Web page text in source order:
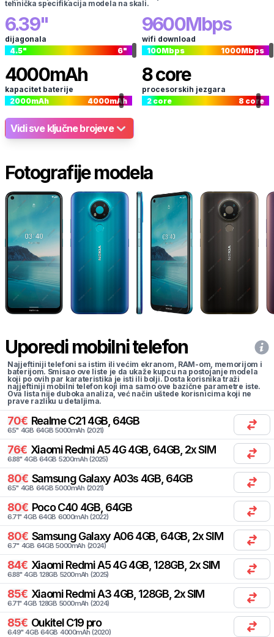
tehnička specifikacija modela na skali.
6.39"
dijagonala
4.5" 6"
9600Mbps
wifi download
100Mbps 1000Mbps
4000mAh
kapacitet baterije
2000mAh 4000mAh
8core
procesorskih jezgara
2 core 8 core
Vidi sve ključne brojeve
Fotografije modela
Uporedi mobilni telefon
Najjeftiniji telefoni sa istim ili većim ekranom, RAM-om, memorijom i
baterijom. Smisao ove liste je da ukaže kupcu na postojanje modela
koji po ovih par karateristika je isti ili bolji. Dosta korisnika traži
najjeftiniji mobilni telefon koji ima samo ove bazične parametre iste.
Ova lista nije duboka analiza, već način uštede korisnicima koji ne
prave razliku u detaljima.
70€ Realme C21 4GB, 64GB
6.5" 4GB 64GB 5000mAh (2021)
76€ Xiaomi Redmi A5 4G 4GB, 64GB, 2x SIM
6.88" 4GB 64GB 5200mAh (2025)
80€ Samsung Galaxy A03s 4GB, 64GB
6.5" 4GB 64GB 5000mAh (2021)
80€ Poco C40 4GB, 64GB
6.71" 4GB 64GB 6000mAh (2022)
80€ Samsung Galaxy A06 4GB, 64GB, 2x SIM
6.7" 4GB 64GB 5000mAh (2024)
84€ Xiaomi Redmi A5 4G 4GB, 128GB, 2x SIM
6.88" 4GB 128GB 5200mAh (2025)
85€ Xiaomi Redmi A3 4GB, 128GB, 2x SIM
6.71" 4GB 128GB 5000mAh (2024)
85€ Oukitel C19 pro
6.49" 4GB 64GB 4000mAh (2020)